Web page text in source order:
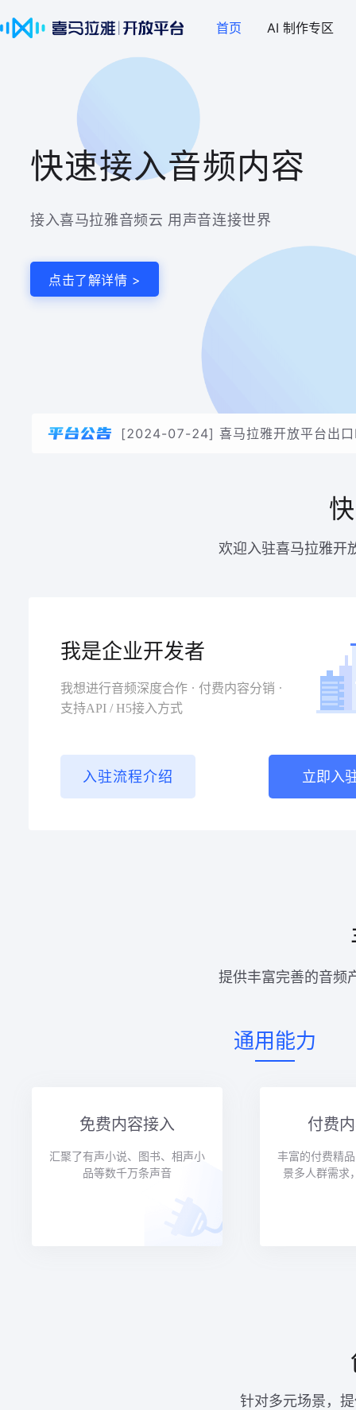
首页 AI 制作专区
快速接入音频内容
接入喜马拉雅音频云 用声音连接世界
点击了解详情 >
[2024-07-24] 喜马拉雅开放平台出口IP调
欢迎入驻喜马拉雅开
我是企业开发者
我想进行音频深度合作 . 付费内容分销 .
支持API / H5接入方式
入驻流程介绍 立即入
提供丰富完善的音频
通用能力
免费内容接入
汇聚了有声小说、图书、相声小
品等数千万条声音
付费
丰富的付费精
景多人群需求
针对多元场景，